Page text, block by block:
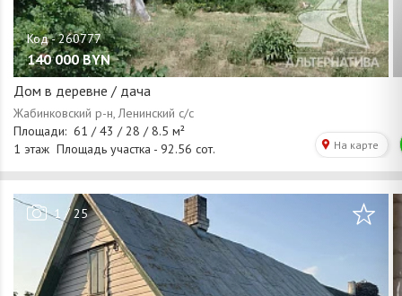
140 000 BYN
Дом в деревне / дача
1 /25